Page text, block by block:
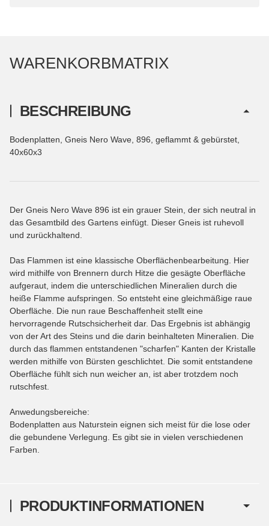
WARENKORBMATRIX
PRODUKTINFORMATIONEN
BESCHREIBUNG
Bodenplatten, Gneis Nero Wave, 896, geflammt & gebürstet,
40x60x3
Der Gneis Nero Wave 896 ist ein grauer Stein, der sich neutral in
das Gesamtbild des Gartens einfügt. Dieser Gneis ist ruhevoll
und zurückhaltend.
Das Flammen ist eine klassische Oberflächenbearbeitung. Hier
wird mithilfe von Brennern durch Hitze die gesägte Oberfläche
aufgeraut, indem die unterschiedlichen Mineralien durch die
heiße Flamme aufspringen. So entsteht eine gleichmäßige raue
Oberfläche. Die nun raue Beschaffenheit stellt eine
hervorragende Rutschsicherheit dar. Das Ergebnis ist abhängig
von der Art des Steins und die darin beinhalteten Mineralien. Die
durch das flammen entstandenen "scharfen" Kanten der Kristalle
werden mithilfe von Bürsten geschlichtet. Die somit entstandene
Oberfläche fühlt sich nun weicher an, ist aber trotzdem noch
rutschfest.
Anwedungsbereiche:
Bodenplatten aus Naturstein eignen sich meist für die lose oder
die gebundene Verlegung. Es gibt sie in vielen verschiedenen
Farben.